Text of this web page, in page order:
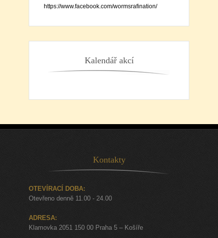
https://www.facebook.com/wormsrafination/
Kalendář akcí
Kontakty
OTEVÍRACÍ DOBA:
Otevřeno denně 11.00 - 24.00
ADRESA:
Klamovka 2051 150 00 Praha 5 – Košíře